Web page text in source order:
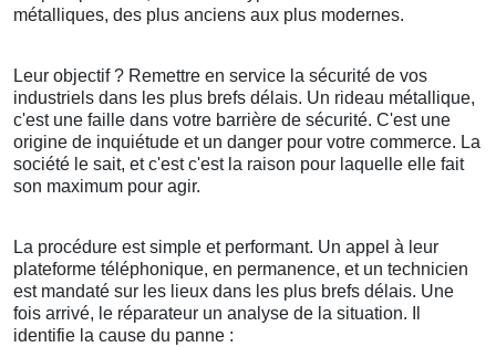
métalliques, des plus anciens aux plus modernes.
Leur objectif ? Remettre en service la sécurité de vos
industriels dans les plus brefs délais. Un rideau métallique,
c'est une faille dans votre barrière de sécurité. C'est une
origine de inquiétude et un danger pour votre commerce. La
société le sait, et c'est c'est la raison pour laquelle elle fait
son maximum pour agir.
La procédure est simple et performant. Un appel à leur
plateforme téléphonique, en permanence, et un technicien
est mandaté sur les lieux dans les plus brefs délais. Une
fois arrivé, le réparateur un analyse de la situation. Il
identifie la cause du panne :